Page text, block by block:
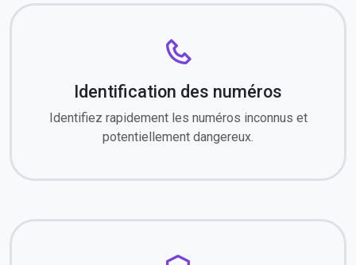
Identification des numéros
Identifiez rapidement les numéros inconnus et
potentiellement dangereux.